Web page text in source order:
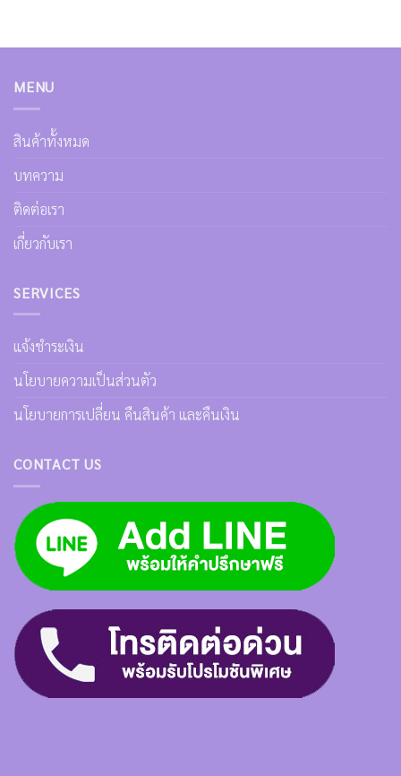
MENU
สินค้าทั้งหมด
บทความ
ติดต่อเรา
เกี่ยวกับเรา
SERVICES
แจ้งชำระเงิน
นโยบายความเป็นส่วนตัว
นโยบายการเปลี่ยน คืนสินค้า และคืนเงิน
CONTACT US